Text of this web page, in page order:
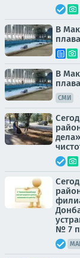
В
В
СМИ
№ 7